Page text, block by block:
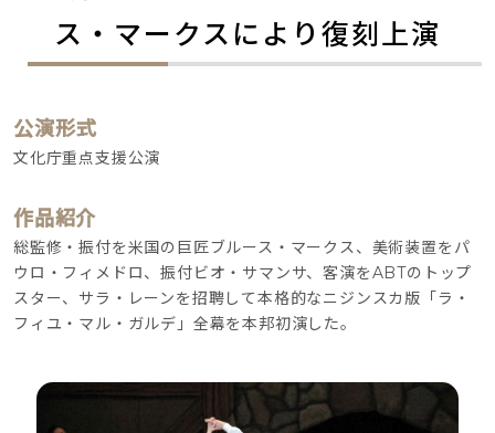
ス・マークスにより復刻上演
公演形式
文化庁重点支援公演
作品紹介
総監修・振付を米国の巨匠ブルース・マークス、美術装置をパ
ウロ・フィメドロ、振付ビオ・サマンサ、客演をABTのトップ
スター、サラ・レーンを招聘して本格的なニジンスカ版「ラ・
フィユ・マル・ガルデ」全幕を本邦初演した。